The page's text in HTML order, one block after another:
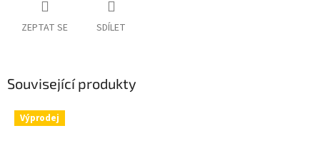
ZEPTAT SE SDÍLET
Související produkty
Výprodej